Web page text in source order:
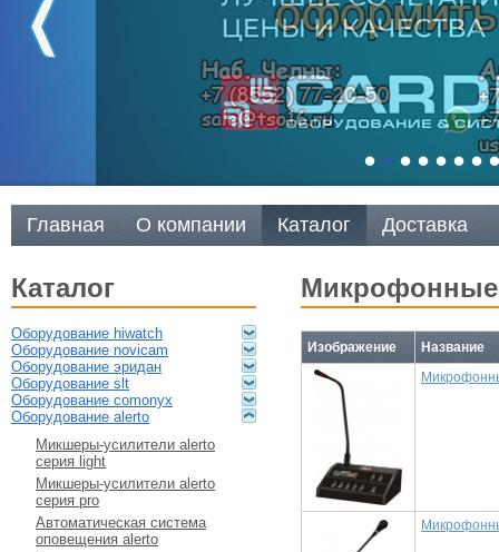
Главная О компании Каталог Доставка
каталог
оборудование hiwatch
оборудование novicam
оборудование эридан
оборудование slt
оборудование comonyx
оборудование alerto
микшеры-усилители alerto
серия light
микшеры-усилители alerto
серия pro
автоматическая система
оповещения alerto
Изображение
Название